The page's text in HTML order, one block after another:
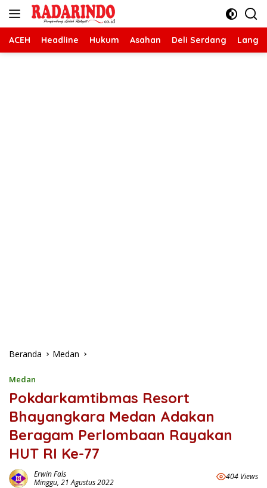
Langsung
ACEH Headline Hukum Asahan Deli Serdang
Beranda Medan
Medan
Pokdarkamtibmas Resort
Bhayangkara Medan Adakan
Beragam Perlombaan Rayakan
HUT RI Ke-77
Erwin Fals
Minggu, 21 Agustus 2022
404 Views